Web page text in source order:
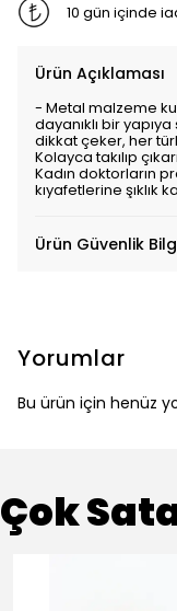
10 gün içinde
Ürün Açıklaması
- Metal malzeme
dayanıklı bir
dikkat çeker, her
Kolayca takılıp
Kadın doktorların
kıyafetlerine şıklık
Ürün Güvenlik
Yorumlar
Bu ürün için henüz
Çok